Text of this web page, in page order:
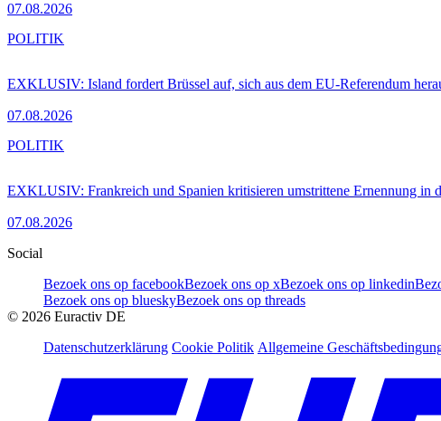
07.08.2026
EXKLUSIV: Island fordert Brüssel auf, sich aus dem EU-Referendum
07.08.2026
POLITIK
EXKLUSIV: Frankreich und Spanien kritisieren umstrittene Ernennung in
07.08.2026
POLITIK
Social
Bezoek ons op facebookBezoek ons op xBezoek ons op linkedin
Bezoek ons op blueskyBezoek ons op threads
© 2026 Euractiv DE
Datenschutzerklärung Cookie Politik Allgemeine